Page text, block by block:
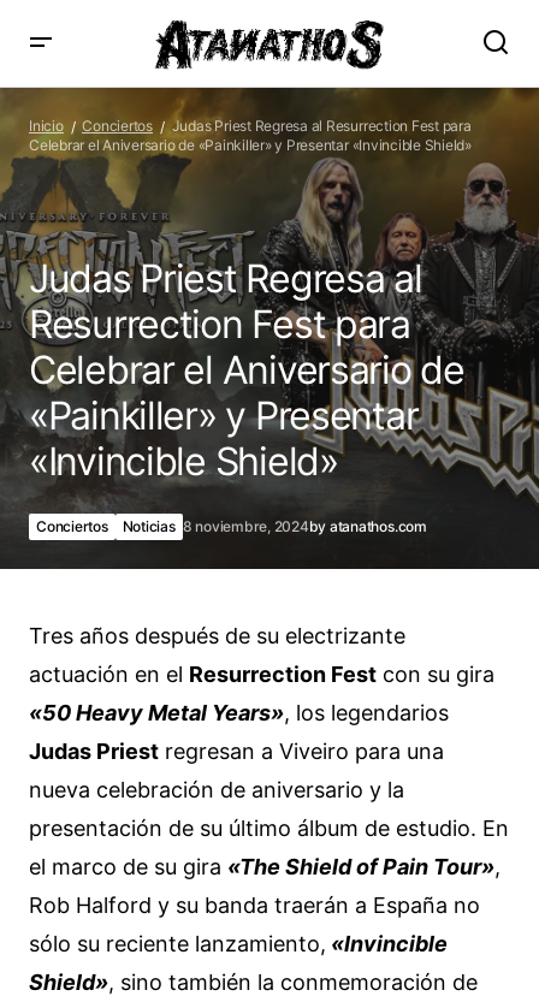
Judas Priest Regresa al Resurrection Fest para Celebrar el
Aniversario de «Painkiller» y Presentar «Invincible Shield»
Inicio Conciertos
Judas Priest Regresa al Resurrection Fest para
Celebrar el Aniversario de «Painkiller» y Presentar «Invincible Shield»
Judas Priest Regresa al
Resurrection Fest para
Celebrar el Aniversario de
«Painkiller» y Presentar
«Invincible Shield»
Conciertos Noticias 8 noviembre, 2024by atanathos.com
Tres años después de su electrizante
actuación en el Resurrection Fest con su gira
«50 Heavy Metal Years», los legendarios
Judas Priest regresan a Viveiro para una
nueva celebración de aniversario y la
presentación de su último álbum de estudio. En
el marco de su gira «The Shield of Pain Tour»,
Rob Halford y su banda traerán a España no
sólo su reciente lanzamiento, «Invincible
Shield», sino también la conmemoración de